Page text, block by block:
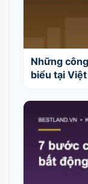
Những
biểu tại Việt